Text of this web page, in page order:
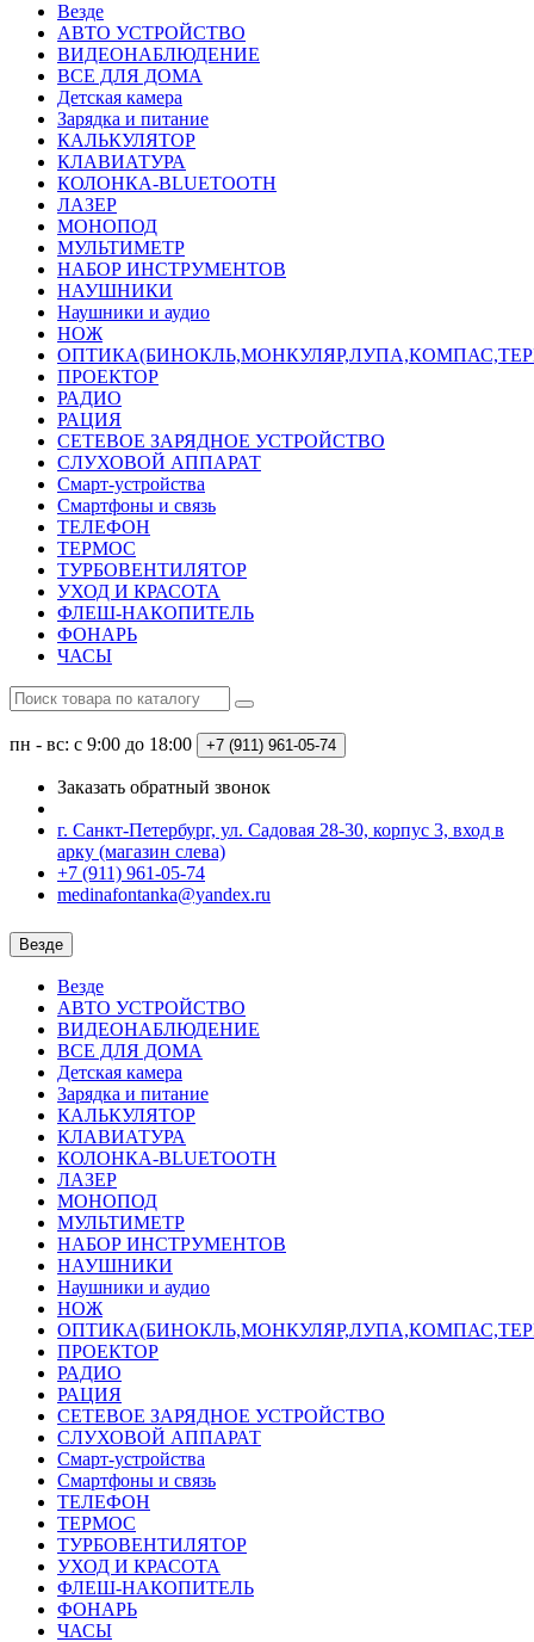
Везде
АВТО УСТРОЙСТВО
ВИДЕОНАБЛЮДЕНИЕ
ВСЕ ДЛЯ ДОМА
Детская камера
Зарядка и питание
КАЛЬКУЛЯТОР
КЛАВИАТУРА
КОЛОНКА-BLUETOOTH
ЛАЗЕР
МОНОПОД
МУЛЬТИМЕТР
НАБОР ИНСТРУМЕНТОВ
НАУШНИКИ
Наушники и аудио
НОЖ
ПРОЕКТОР
РАДИО
РАЦИЯ
СЕТЕВОЕ ЗАРЯДНОЕ УСТРОЙСТВО
СЛУХОВОЙ АППАРАТ
Смарт-устройства
Смартфоны и связь
ТЕЛЕФОН
ТЕРМОС
ТУРБОВЕНТИЛЯТОР
УХОД И КРАСОТА
ФЛЕШ-НАКОПИТЕЛЬ
ФОНАРЬ
ЧАСЫ
пн - вс: с 9:00 до 18:00 +7 (911) 961-05-74
Заказать обратный звонок
г. Санкт-Петербург, ул. Садовая 28-30, корпус 3, вход в
арку (магазин слева)
+7 (911) 961-05-74
medinafontanka@yandex.ru
Везде
Везде
АВТО УСТРОЙСТВО
ВИДЕОНАБЛЮДЕНИЕ
ВСЕ ДЛЯ ДОМА
Детская камера
Зарядка и питание
КАЛЬКУЛЯТОР
КЛАВИАТУРА
КОЛОНКА-BLUETOOTH
ЛАЗЕР
МОНОПОД
МУЛЬТИМЕТР
НАБОР ИНСТРУМЕНТОВ
НАУШНИКИ
Наушники и аудио
НОЖ
ПРОЕКТОР
РАДИО
РАЦИЯ
СЕТЕВОЕ ЗАРЯДНОЕ УСТРОЙСТВО
СЛУХОВОЙ АППАРАТ
Смарт-устройства
Смартфоны и связь
ТЕЛЕФОН
ТЕРМОС
ТУРБОВЕНТИЛЯТОР
УХОД И КРАСОТА
ФЛЕШ-НАКОПИТЕЛЬ
ФОНАРЬ
ЧАСЫ